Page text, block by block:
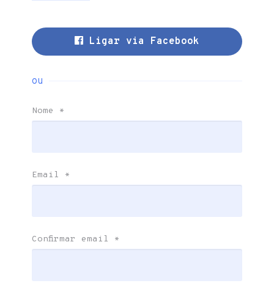
Ligar via Facebook
ou
Nome *
Email *
Confirmar email *